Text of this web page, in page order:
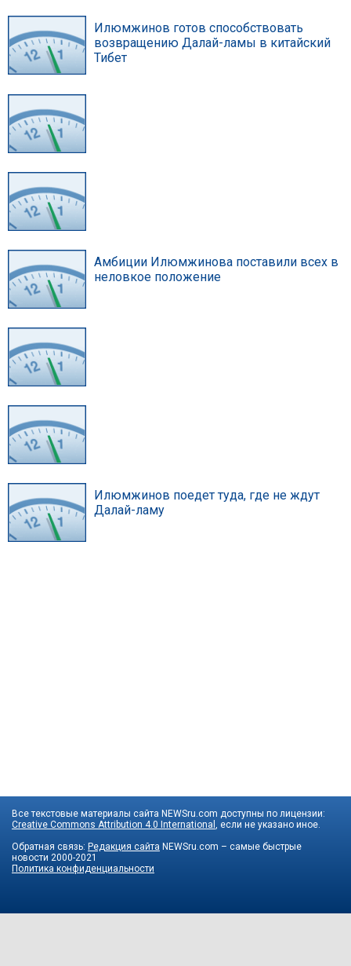
Илюмжинов готов способствовать
возвращению Далай-ламы в китайский
Тибет
Амбиции Илюмжинова поставили всех в
неловкое положение
Илюмжинов поедет туда, где не ждут
Далай-ламу
Все текстовые материалы сайта NEWSru.com доступны по лицензии:
Creative Commons Attribution 4.0 International
, если не указано иное.
Обратная связь: Редакция сайта NEWSru.com – самые быстрые
новости 2000-2021
Политика конфиденциальности